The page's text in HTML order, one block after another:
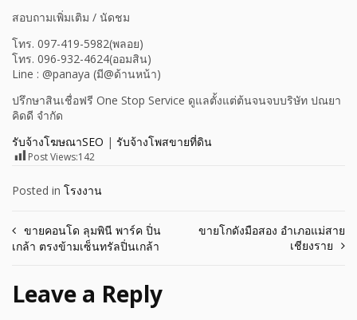
สอบถามเพิ่มเติม / นัดชม
โทร. 097-419-5982(พลอย)
โทร. 096-932-4624(ออมสิน)
Line : @panaya (มี@ด้านหน้า)
ปรึกษาสินเชื่อฟรี One Stop Service ดูแลตั้งแต่ต้นจนจบบริษัท ปณยา
คิดดี จำกัด
รับจ้างโฆษณาSEO | รับจ้างโพสขายที่ดิน
Post Views:142
Posted in โรงงาน
Post
ขายคอนโด ลุมพินี พาร์ค ปิ่น
เกล้า ตรงข้ามเซ็นทรัลปิ่นเกล้า
ขายโกดังมือสอง อำเภอแม่สาย
เชียงราย
Leave a Reply